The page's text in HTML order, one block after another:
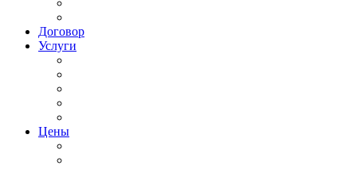
Договор
Услуги
Цены